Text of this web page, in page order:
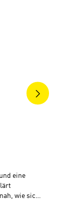
eine
wie sich